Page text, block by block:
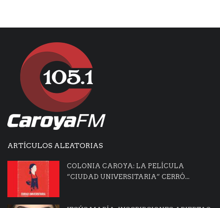
ARTÍCULOS ALEATORIAS
COLONIA CAROYA: LA PELÍCULA
“CIUDAD UNIVERSITARIA” CERRÓ...